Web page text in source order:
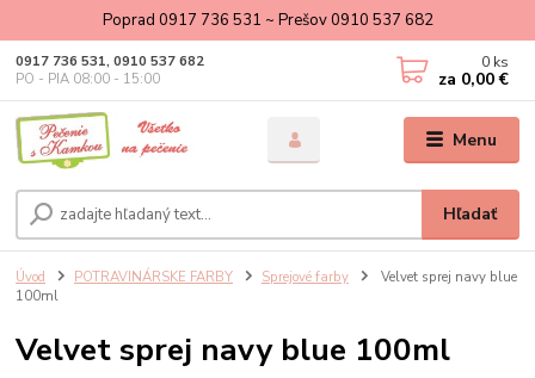
Poprad 0917 736 531 ~ Prešov 0910 537 682
Menu
Hľadať
0917 736 531, 0910 537 682
PO - PIA 08:00 - 15:00
0 ks
za 0,00 €
Úvod POTRAVINÁRSKE FARBY Sprejové farby
Velvet sprej navy blue
100ml
Velvet sprej navy blue 100ml